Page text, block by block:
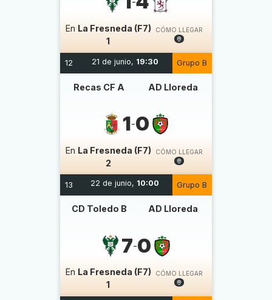
En La Fresneda (F7)
1
CÓMO LLEGAR
12 21 de junio, 19:30 Grupo B
Recas CF A AD Lloreda
1-0
En La Fresneda (F7)
2
CÓMO LLEGAR
13 22 de junio, 10:00 Grupo B
CD Toledo B AD Lloreda
7-0
En La Fresneda (F7)
1
CÓMO LLEGAR